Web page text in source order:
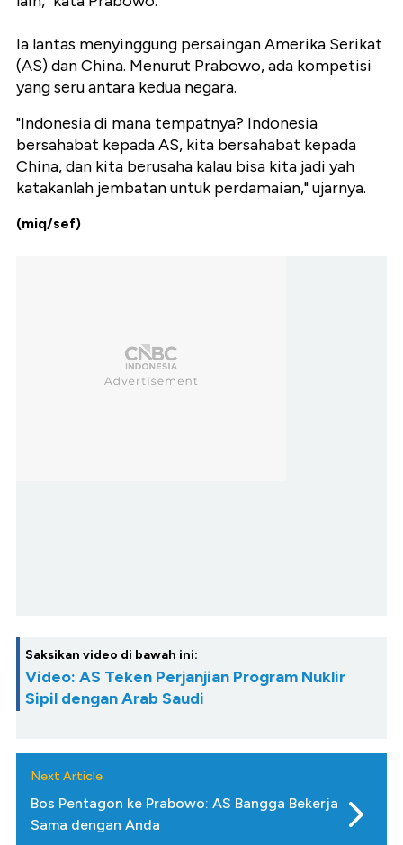
Ia lantas menyinggung persaingan Amerika Serikat
(AS) dan China. Menurut Prabowo, ada kompetisi
yang seru antara kedua negara.
"Indonesia di mana tempatnya? Indonesia
bersahabat kepada AS, kita bersahabat kepada
China, dan kita berusaha kalau bisa kita jadi yah
katakanlah jembatan untuk perdamaian," ujarnya.
(miq/sef)
Saksikan video di bawah ini:
Video: AS Teken Perjanjian Program Nuklir
Sipil dengan Arab Saudi
Next Article
Bos Pentagon ke Prabowo: AS Bangga Bekerja
Sama dengan Anda